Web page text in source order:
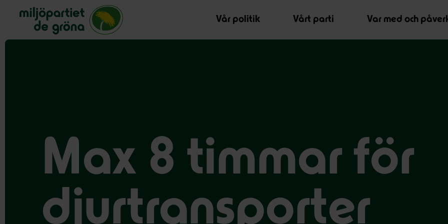
Miljöpartiet de gröna, startsida
Vår politik
Vårt parti Var med och
Max 8 timmar för
djurtransporter